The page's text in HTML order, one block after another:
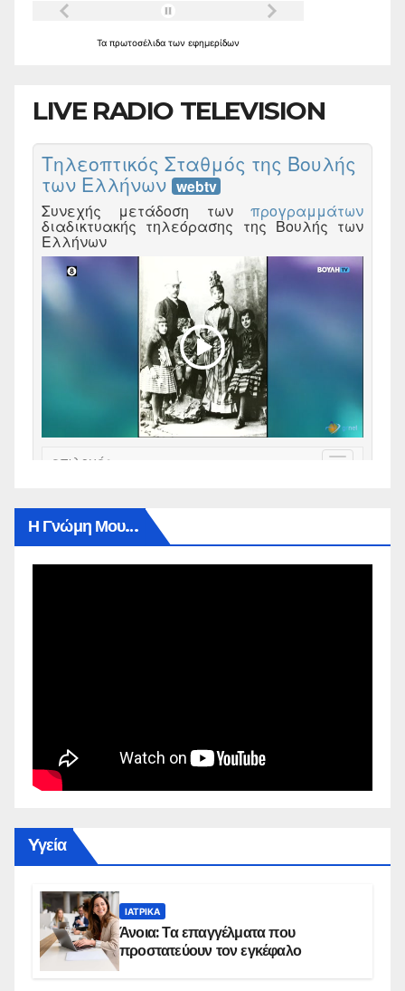
Τα πρωτοσέλιδα των εφημερίδων
LIVE RADIO TELEVISION
Η Γνώμη Μου…
Yγεία
ΙΑΤΡΙΚΆ
Άνοια: Τα επαγγέλματα που
προστατεύουν τον εγκέφαλο